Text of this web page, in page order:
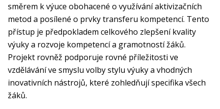
směrem k výuce obohacené o využívání aktivizačních
metod a posílené o prvky transferu kompetencí. Tento
přístup je předpokladem celkového zlepšení kvality
výuky a rozvoje kompetencí a gramotností žáků.
Projekt rovněž podporuje rovné příležitosti ve
vzdělávání ve smyslu volby stylu výuky a vhodných
inovativních nástrojů, které zohledňují specifika všech
žáků.